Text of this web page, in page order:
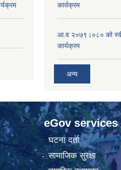
कार्यक्रम
आ.व २०७९।०८० को
कार्यक्रम
अन्य
eGov services
घटना दर्ता
सामाजिक सुरक्षा